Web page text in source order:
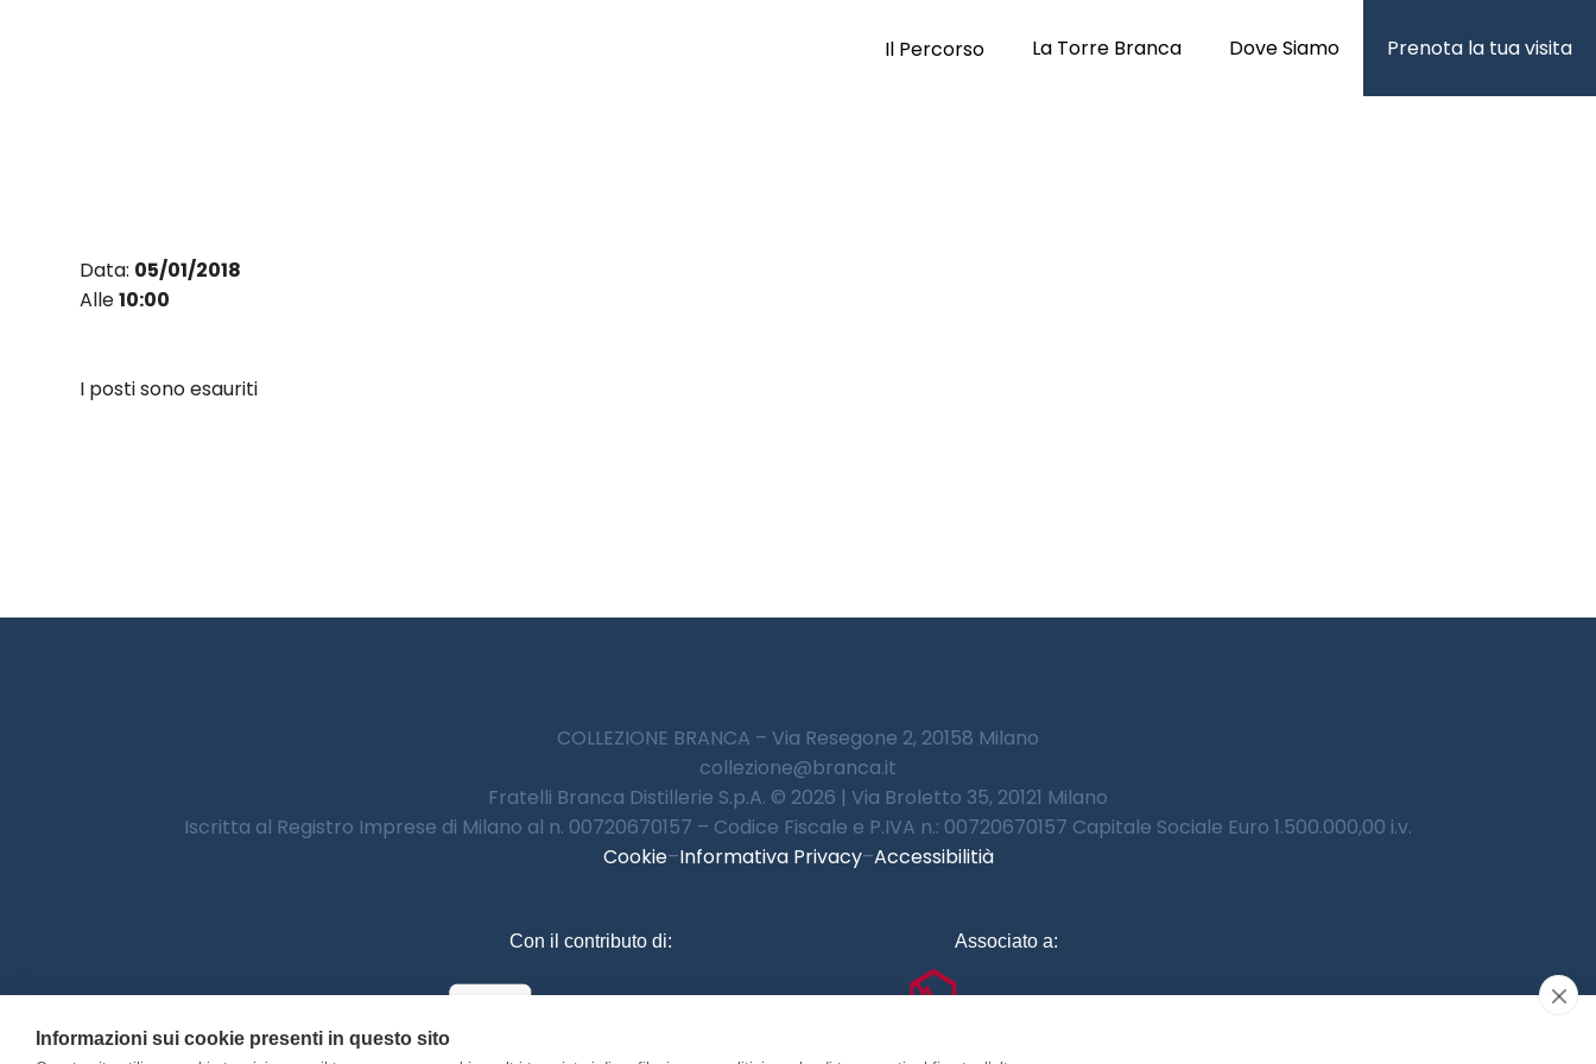
Il Percorso La Torre Branca Dove Siamo Prenota la tua visita
Data: 05/01/2018
Alle10:00
I posti sono esauriti
COLLEZIONE BRANCA – Via Resegone 2, 20158 Milano
collezione@branca.it
Fratelli Branca Distillerie S.p.A. © 2026 | Via Broletto 35, 20121 Milano
Iscritta al Registro Imprese di Milano al n. 00720670157 – Codice Fiscale e P.IVA n.: 00720670157 Capitale Sociale Euro 1.500.000,00 i.v.
Cookie–Informativa Privacy–Accessibilitià
Con il contributo di: Associato a:
Informazioni sui cookie presenti in questo sito